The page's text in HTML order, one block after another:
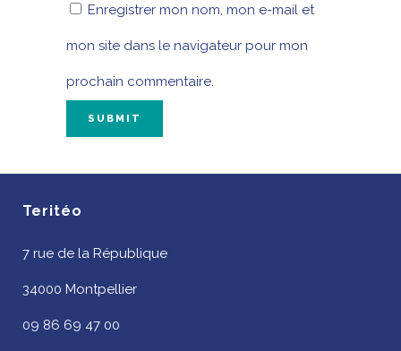
Enregistrer mon nom, mon e-mail et
mon site dans le navigateur pour mon
prochain commentaire.
Teritéo
7 rue de la République
34000 Montpellier
09 86 69 47 00